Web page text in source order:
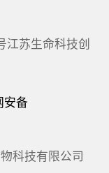
江苏生命科技创
安备
科技有限公司